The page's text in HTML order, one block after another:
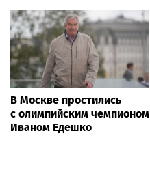
В Москве простились
с олимпийским чемпионом
Иваном Едешко